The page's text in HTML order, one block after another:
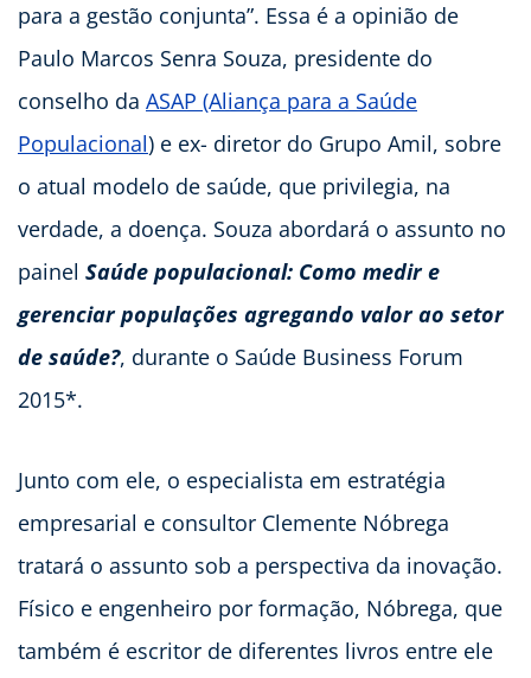
para a gestão conjunta”. Essa é a opinião de
Paulo Marcos Senra Souza, presidente do
conselho da ASAP (Aliança para a Saúde
Populacional) e ex- diretor do Grupo Amil, sobre
o atual modelo de saúde, que privilegia, na
verdade, a doença. Souza abordará o assunto no
painel Saúde populacional: Como medir e
gerenciar populações agregando valor ao setor
de saúde?, durante o Saúde Business Forum
2015*.
Junto com ele, o especialista em estratégia
empresarial e consultor Clemente Nóbrega
tratará o assunto sob a perspectiva da inovação.
Físico e engenheiro por formação, Nóbrega, que
também é escritor de diferentes livros entre ele